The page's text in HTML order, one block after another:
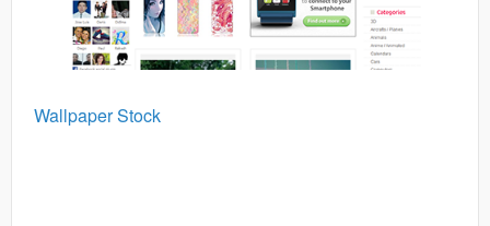
Wallpaper Stock